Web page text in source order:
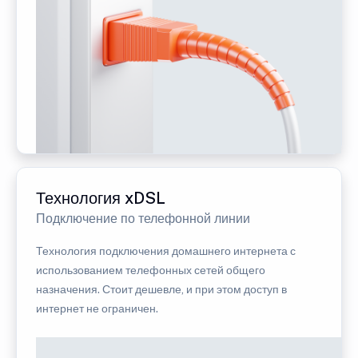
Технология xDSL
Подключение по телефонной линии
Технология подключения домашнего интернета с
использованием телефонных сетей общего
назначения. Стоит дешевле, и при этом доступ в
интернет не ограничен.